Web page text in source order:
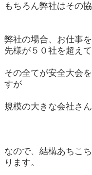
もちろん弊社はその
弊社の場合、お仕事
先様が５０社を超え
その全てが安全大会
すが
規模の大きな会社さ
なので、結構あちこ
ります。